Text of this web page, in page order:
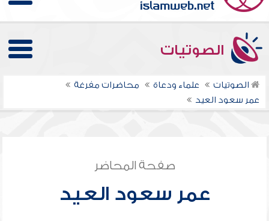
الصوتيات
الصوتيات علماء ودعاة
محاضرات مفرغة
عمر سعود العيد
صفحة المحاضر
عمر سعود العيد